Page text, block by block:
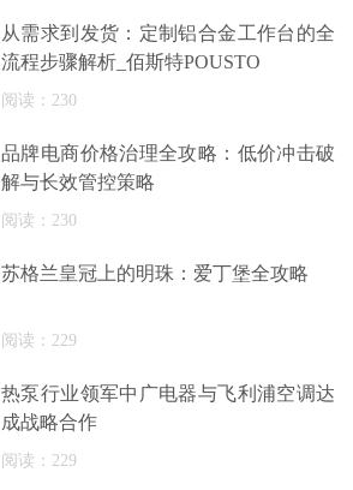
从需求到发货：定制铝合金工作台的全
流程步骤解析_佰斯特POUSTO
阅读：230
品牌电商价格治理全攻略：低价冲击破
解与长效管控策略
阅读：230
苏格兰皇冠上的明珠：爱丁堡全攻略
阅读：229
热泵行业领军中广电器与飞利浦空调达
成战略合作
阅读：229